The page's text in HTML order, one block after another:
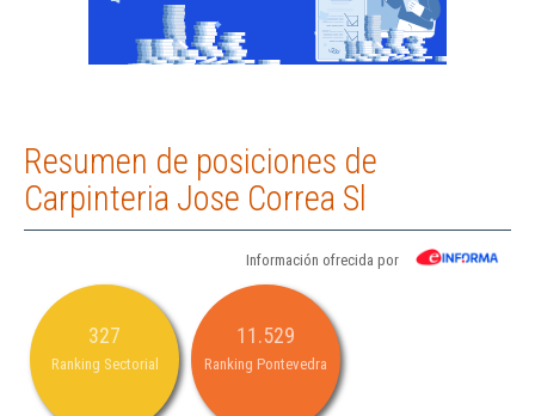
Resumen de posiciones de
Carpinteria Jose Correa Sl
Información ofrecida por
327
Ranking Sectorial
11.529
Ranking Pontevedra